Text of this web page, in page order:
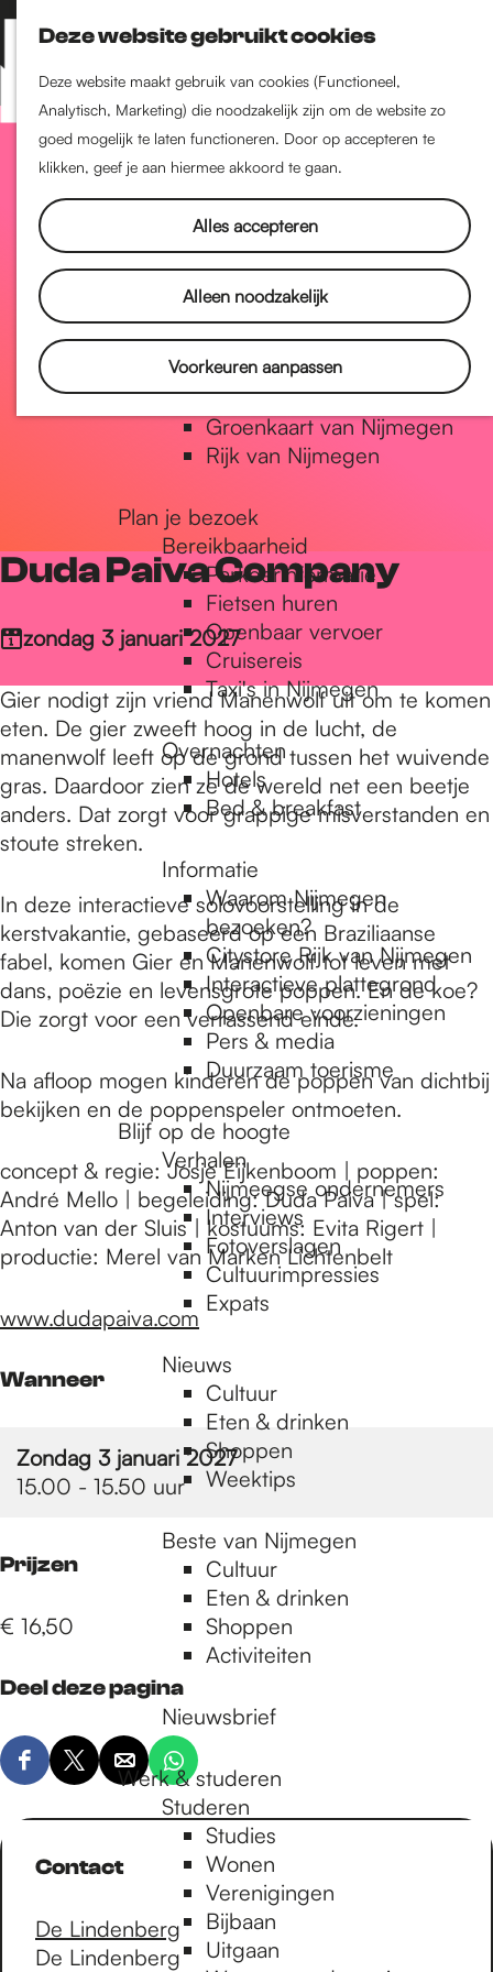
Deze website gebruikt cookies
Deze website maakt gebruik van cookies (Functioneel,
Analytisch, Marketing) die noodzakelijk zijn om de website zo
goed mogelijk te laten functioneren. Door op accepteren te
klikken, geef je aan hiermee akkoord te gaan.
Alles accepteren
Alleen noodzakelijk
Voorkeuren aanpassen
Z
o
e
k
e
K
a
a
r
t
M
e
n
Nijmegen-Nieuw-West
Nijmegen-Oud-West
Dukenburg
Lindenholt
Historie
De oudste stad van
Nederland
Historische tijdlijn
Romeinse Limes
Vrede van Nijmegen Penning
Natuur in Nijmegen
Groenkaart van Nijmegen
Rijk van Nijmegen
Plan je bezoek
Bereikbaarheid
Parkeerinformatie
Fietsen huren
Openbaar vervoer
Cruisereis
Taxi's in Nijmegen
Overnachten
Hotels
Bed & breakfast
Informatie
Waarom Nijmegen
bezoeken?
Citystore Rijk van Nijmegen
Interactieve plattegrond
Openbare voorzieningen
Pers & media
Duurzaam toerisme
Blijf op de hoogte
Verhalen
Nijmeegse ondernemers
Interviews
Fotoverslagen
Cultuurimpressies
Expats
Nieuws
Cultuur
Eten & drinken
Shoppen
Weektips
Beste van Nijmegen
Cultuur
Eten & drinken
Shoppen
Activiteiten
Nieuwsbrief
Werk & studeren
Studeren
Studies
Wonen
Verenigingen
Bijbaan
Uitgaan
Duda Paiva Company
zondag 3 januari 2027
Gier nodigt zijn vriend Manenwolf uit om te komen
eten. De gier zweeft hoog in de lucht, de
manenwolf leeft op de grond tussen het wuivende
gras. Daardoor zien ze de wereld net een beetje
anders. Dat zorgt voor grappige misverstanden en
stoute streken.
In deze interactieve solovoorstelling in de
kerstvakantie, gebaseerd op een Braziliaanse
fabel, komen Gier en Manenwolf tot leven met
dans, poëzie en levensgrote poppen. En de koe?
Die zorgt voor een verrassend einde.
Na afloop mogen kinderen de poppen van dichtbij
bekijken en de poppenspeler ontmoeten.
concept & regie: Josje Eijkenboom | poppen:
André Mello | begeleiding: Duda Paiva | spel:
Anton van der Sluis | kostuums: Evita Rigert |
productie: Merel van Marken Lichtenbelt
www.dudapaiva.com
Wanneer
Zondag 3 januari 2027
15.00 - 15.50 uur
Prijzen
€ 16,50
Deel deze pagina
D
e
D
e
l
e
z
D
e
l
z
D
e
e
d
z
Contact
De Lindenberg
De Lindenberg